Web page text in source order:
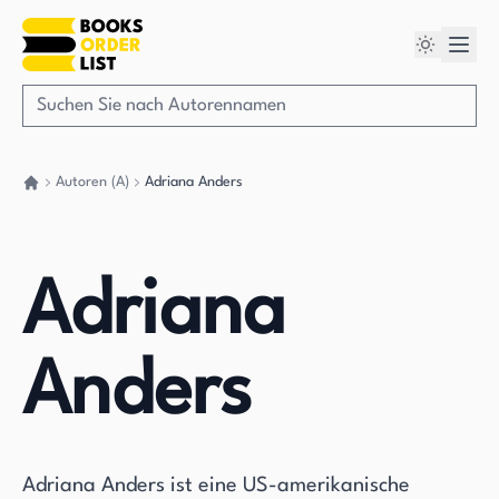
Autoren (A) Adriana Anders
Adriana
Anders
Adriana Anders ist eine US-amerikanische